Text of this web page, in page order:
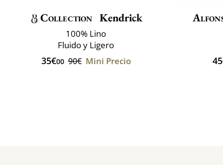
Collection Kendrick
100% Lino
Fluido y Ligero
35€00 90€ Mini Precio